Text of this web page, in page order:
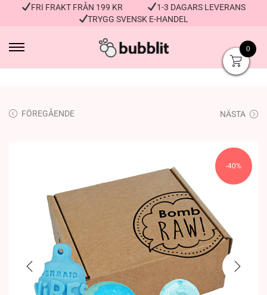
FRI FRAKT FRÅN 199 KR
1-3 DAGARS LEVERANS
TRYGG SVENSK E-HANDEL
FÖREGÅENDE NÄSTA
-40%
0